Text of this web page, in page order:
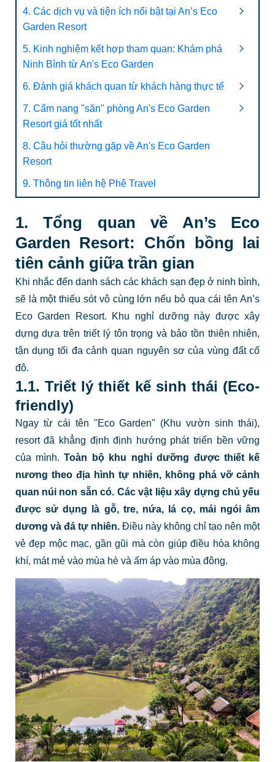
4. Các dịch vụ và tiện ích nổi bật tại An’s Eco
Garden Resort
5. Kinh nghiệm kết hợp tham quan: Khám phá
Ninh Bình từ An's Eco Garden
6. Đánh giá khách quan từ khách hàng thực tế
7. Cẩm nang "săn" phòng An's Eco Garden
Resort giá tốt nhất
8. Câu hỏi thường gặp về An's Eco Garden
Resort
9. Thông tin liên hệ Phê Travel
1. Tổng quan về An’s Eco
Garden Resort: Chốn bồng lai
tiên cảnh giữa trần gian
Khi nhắc đến danh sách các khách sạn đẹp ở ninh bình,
sẽ là một thiếu sót vô cùng lớn nếu bỏ qua cái tên An’s
Eco Garden Resort. Khu nghỉ dưỡng này được xây
dựng dựa trên triết lý tôn trọng và bảo tồn thiên nhiên,
tận dụng tối đa cảnh quan nguyên sơ của vùng đất cố
đô.
1.1. Triết lý thiết kế sinh thái (Eco-
friendly)
Ngay từ cái tên "Eco Garden" (Khu vườn sinh thái),
resort đã khẳng định định hướng phát triển bền vững
của mình.Toàn bộ khu nghỉ dưỡng được thiết kế
nương theo địa hình tự nhiên, không phá vỡ cảnh
quan núi non sẵn có. Các vật liệu xây dựng chủ yếu
được sử dụng là gỗ, tre, nứa, lá cọ, mái ngói âm
dương và đá tự nhiên.Điều này không chỉ tạo nên một
vẻ đẹp mộc mạc, gần gũi mà còn giúp điều hòa không
khí, mát mẻ vào mùa hè và ấm áp vào mùa đông.